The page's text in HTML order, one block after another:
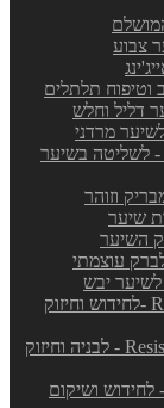
Discipline Oléo-Relax - לשליטה בשיער
Resistance Extentioniste -לחידוש וחיזוק
Resistance Force Architecte - לבניה וחיזוק
Resistance Therapiste - לחידוש ושיקום